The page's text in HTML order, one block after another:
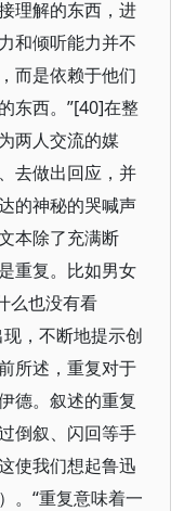
理解的东西，进
和倾听能力并不
而是依赖于他们
东西。”[40]在整
两人交流的媒
去做出回应，并
的神秘的哭喊声
本除了充满断
重复。比如男女
么也没有看
，不断地提示创
所述，重复对于
德。叙述的重复
倒叙、闪回等手
使我们想起鲁迅
。“重复意味着一